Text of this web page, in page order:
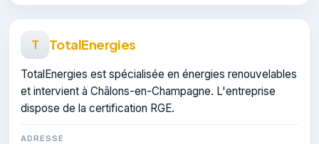
T TotalEnergies
TotalEnergies est spécialisée en énergies renouvelables
et intervient à Châlons-en-Champagne. L'entreprise
dispose de la certification RGE.
ADRESSE